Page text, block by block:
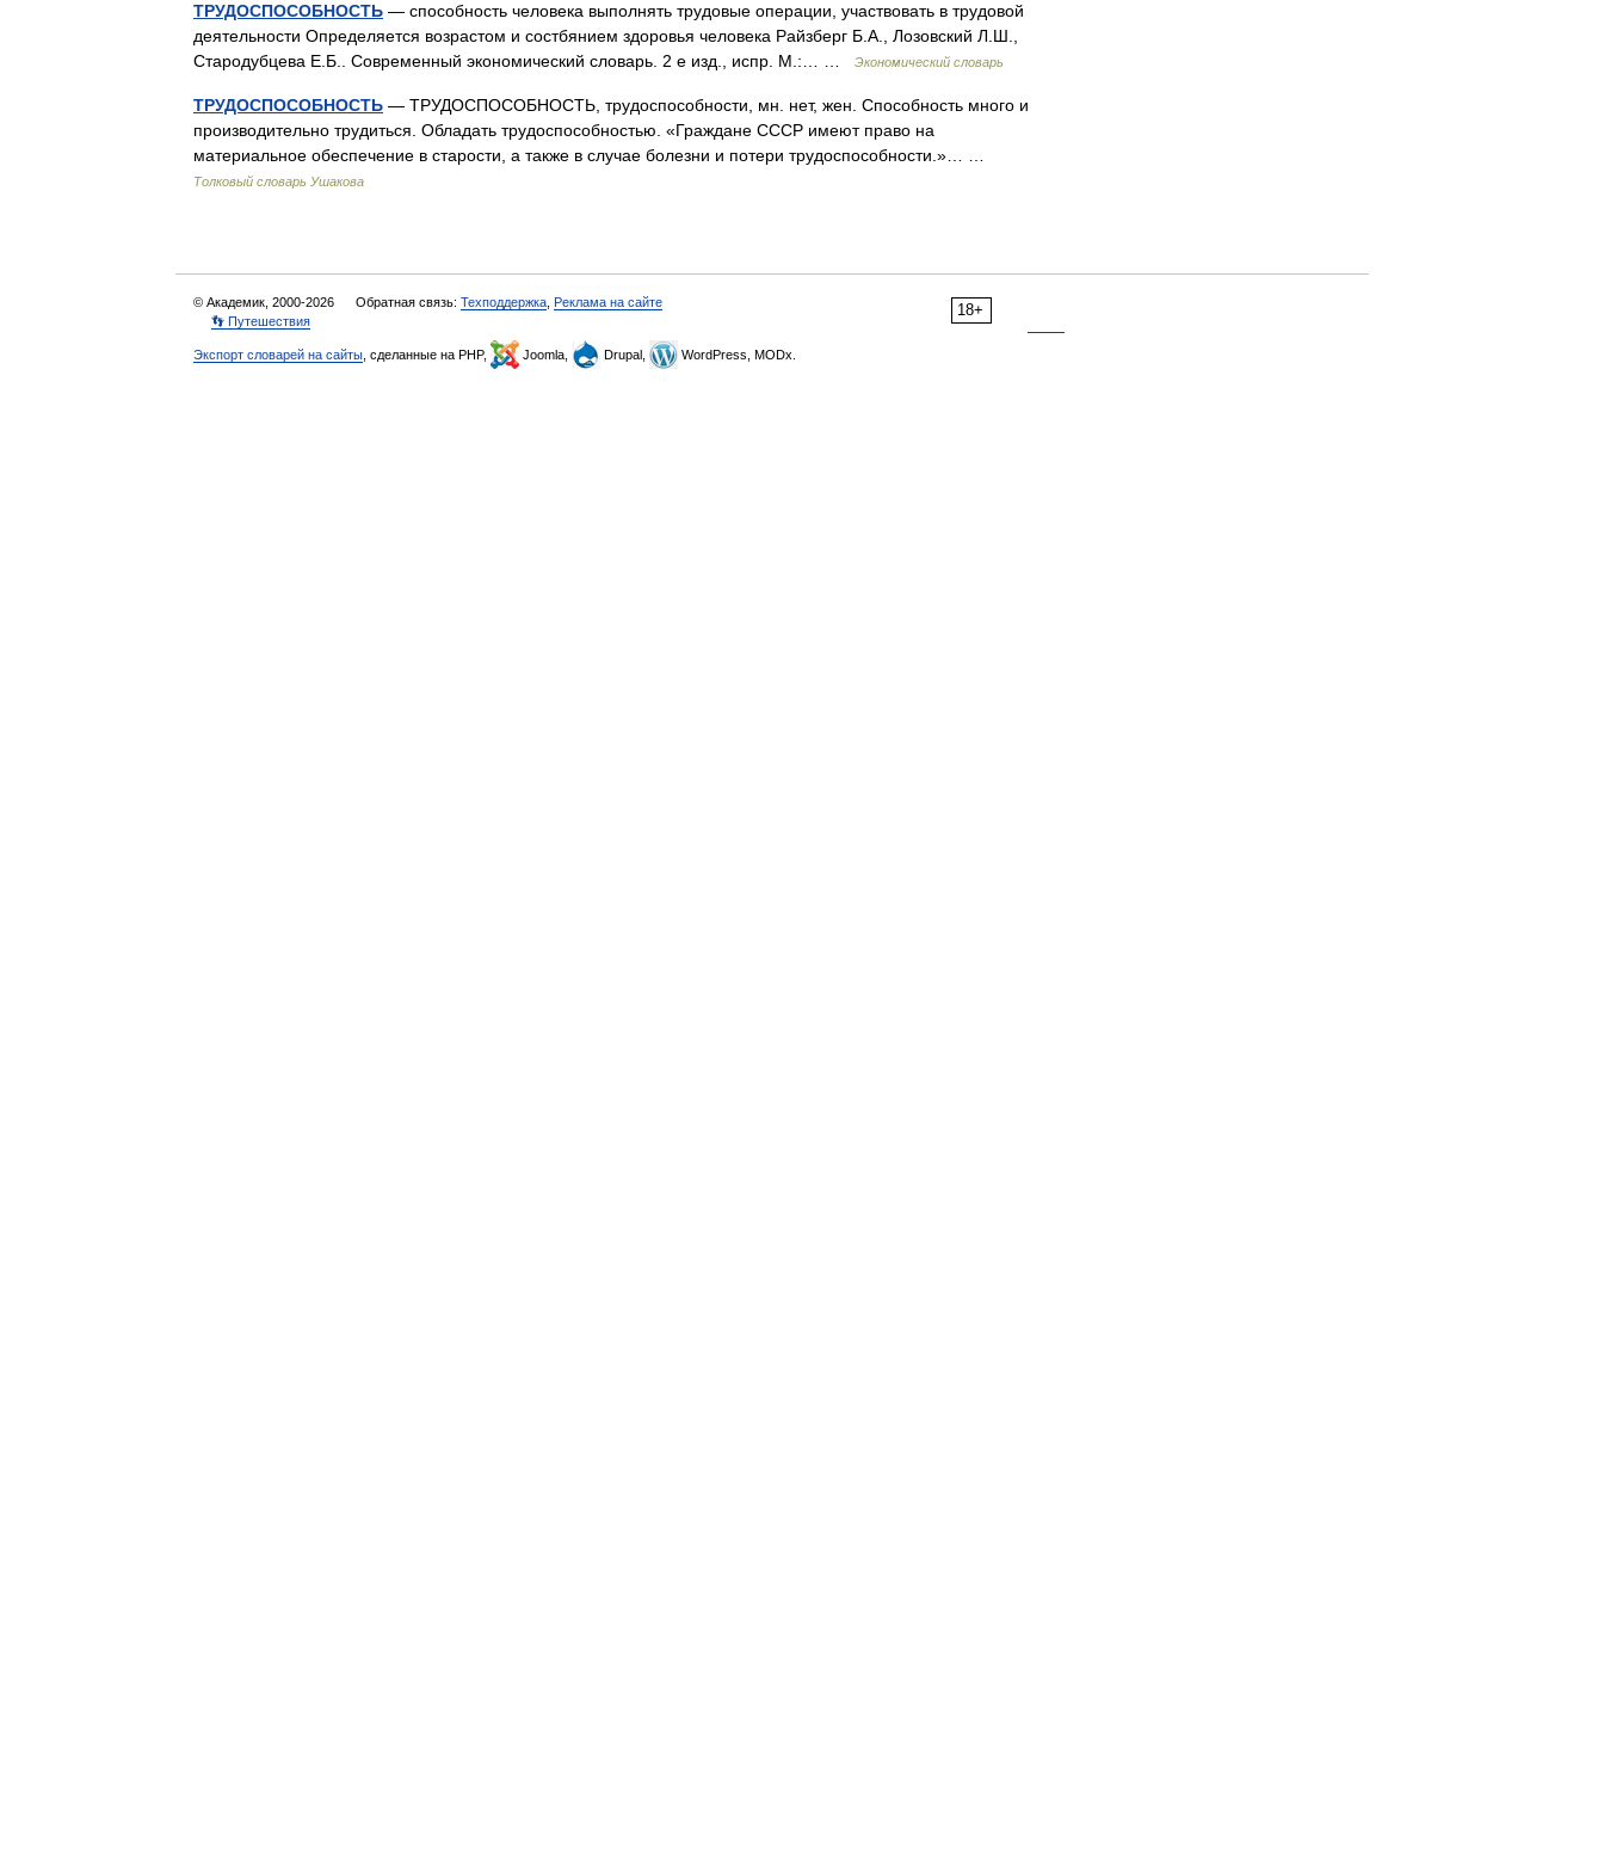
ТРУДОСПОСОБНОСТЬ — способность человека выполнять трудовые операции, участвовать в трудовой
деятельности Определяется возрастом и состбянием здоровья человека Райзберг Б.А., Лозовский Л.Ш.,
Стародубцева Е.Б.. Современный экономический словарь. 2 е изд., испр. М.:… …
Экономический словарь
ТРУДОСПОСОБНОСТЬ — ТРУДОСПОСОБНОСТЬ, трудоспособности, мн. нет, жен. Способность много и
производительно трудиться. Обладать трудоспособностью. «Граждане СССР имеют право на
материальное обеспечение в старости, а также в случае болезни и потери трудоспособности.»… …
Толковый словарь Ушакова
18+
© Академик, 2000-2026 Обратная связь: Техподдержка Реклама на сайте
👣 Путешествия
Экспорт словарей на сайты , сделанные на PHP, Joomla, Drupal, WordPress, MODx.